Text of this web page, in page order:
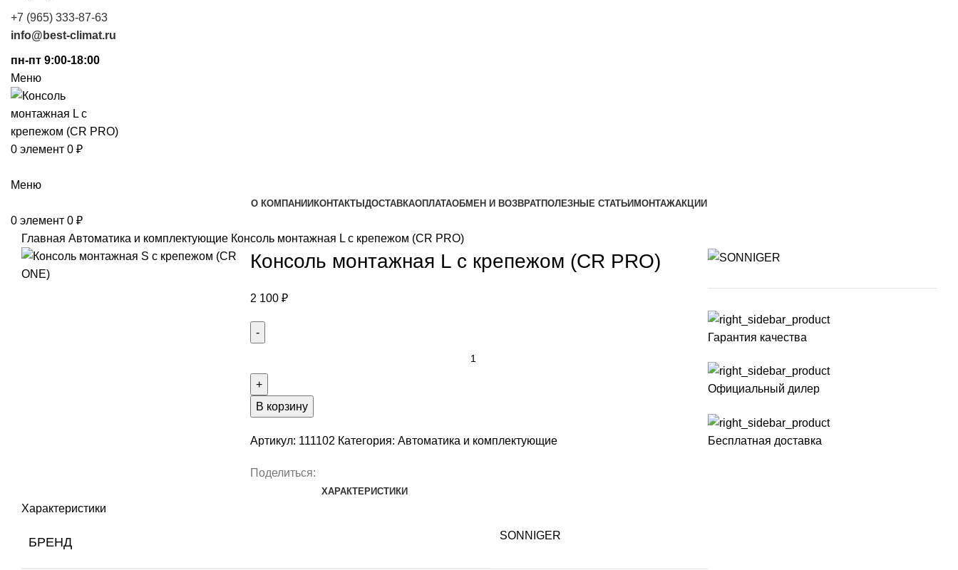
+7 (965) 333-87-63
info@best-climat.ru
пн-пт 9:00-18:00
Меню
0 элемент 0 ₽
Меню
О КОМПАНИИ КОНТАКТЫ ДОСТАВКАОПЛАТАОБМЕН И ВОЗВРАТПОЛЕЗНЫЕ СТАТЬИ МОНТАЖАКЦИИ
0 элемент 0 ₽
Главная Автоматика и комплектующие Консоль монтажная L с крепежом (CR PRO)
Консоль монтажная L с крепежом (CR PRO)
2 100 ₽
В корзину
Артикул: 111102 Категория: Автоматика и комплектующие
Поделиться:
ХАРАКТЕРИСТИКИ
Характеристики
БРЕНД SONNIGER
Гарантия качества
Официальный дилер
Бесплатная доставка